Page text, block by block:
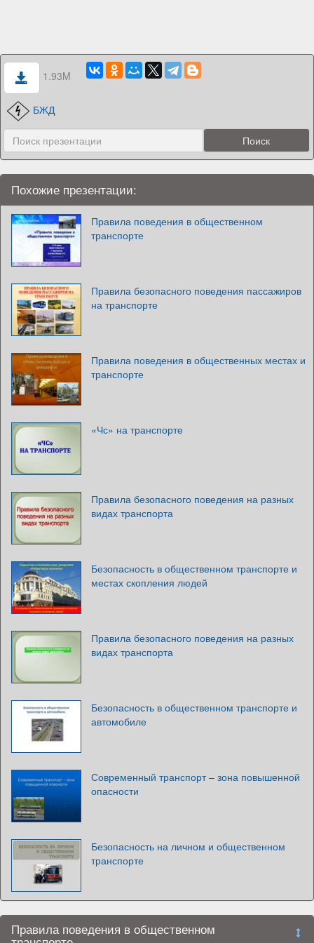
1.93M
БЖД
Похожие презентации:
Правила поведения в общественном
транспорте
Правила безопасного поведения пассажиров
на транспорте
Правила поведения в общественных местах и
транспорте
«Чс» на транспорте
Правила безопасного поведения на разных
видах транспорта
Безопасность в общественном транспорте и
местах скопления людей
Правила безопасного поведения на разных
видах транспорта
Безопасность в общественном транспорте и
автомобиле
Современный транспорт – зона повышенной
опасности
Безопасность на личном и общественном
транспорте
Правила поведения в общественном